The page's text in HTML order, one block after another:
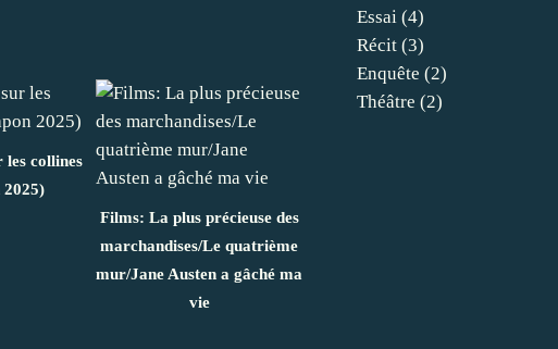
collines
Films: La plus précieuse des
marchandises/Le quatrième
mur/Jane Austen a gâché ma
vie
Essai (4)
Récit (3)
Enquête (2)
Théâtre (2)